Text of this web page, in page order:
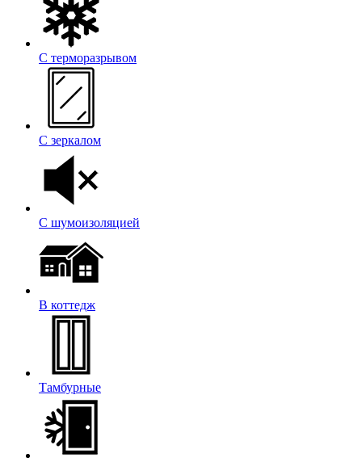
С терморазрывом
С зеркалом
С шумоизоляцией
В коттедж
Тамбурные